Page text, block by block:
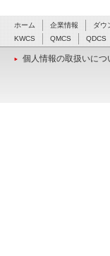
ホーム 企業情報 ダウ
KWCS
QMCS QDCS
個人情報の取扱いにつ